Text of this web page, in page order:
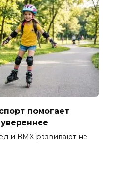
помогает
и BMX развивают не